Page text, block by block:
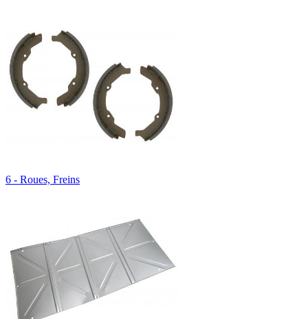
6 - Roues, Freins